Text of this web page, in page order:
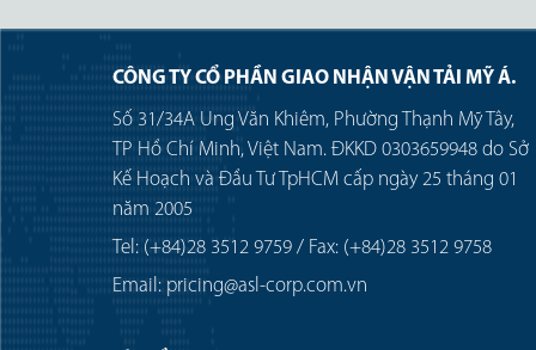
CÔNG TY CỔ PHẦN GIAO NHẬN VẬN TẢI MỸ Á.
Số 31/34A Ung Văn Khiêm, Phường Thạnh Mỹ Tây,
TP Hồ Chí Minh, Việt Nam. ĐKKD 0303659948 do Sở
Kế Hoạch và Đầu Tư TpHCM cấp ngày 25 tháng 01
năm 2005
Tel: (+84)28 3512 9759 / Fax: (+84)28 3512 9758
Email: pricing@asl-corp.com.vn